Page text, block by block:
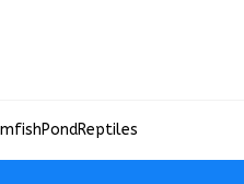
PondReptiles